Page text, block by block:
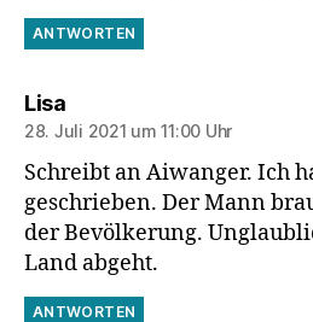
ANTWORTEN
Lisasagt:
28. Juli 2021 um 11:00 Uhr
Schreibt an Aiwanger. Ich
geschrieben. Der Mann
der Bevölkerung.
Land abgeht.
ANTWORTEN